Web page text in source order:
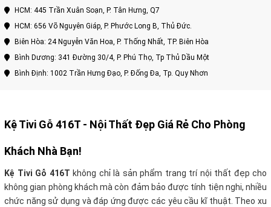
HCM: 445 Trần Xuân Soạn, P. Tân Hưng, Q7
HCM: 656 Võ Nguyên Giáp, P. Phước Long B, Thủ Đức.
Biên Hòa: 24 Nguyễn Văn Hoa, P. Thống Nhất, TP. Biên Hòa
Bình Dương: 341 Đường 30/4, P. Phú Thọ, Tp Thủ Dầu Một
Bình Định: 1002 Trần Hưng Đạo, P. Đống Đa, Tp. Quy Nhơn
Kệ Tivi Gỗ 416T - Nội Thất Đẹp Giá Rẻ Cho Phòng
Khách Nhà Bạn!
Kệ Tivi Gỗ 416T không chỉ là sản phẩm trang trí nội thất đẹp cho
không gian phòng khách mà còn đảm bảo được tính tiện nghi, nhiều
chức năng sử dụng và đáp ứng được các yêu cầu kĩ thuật. Theo xu